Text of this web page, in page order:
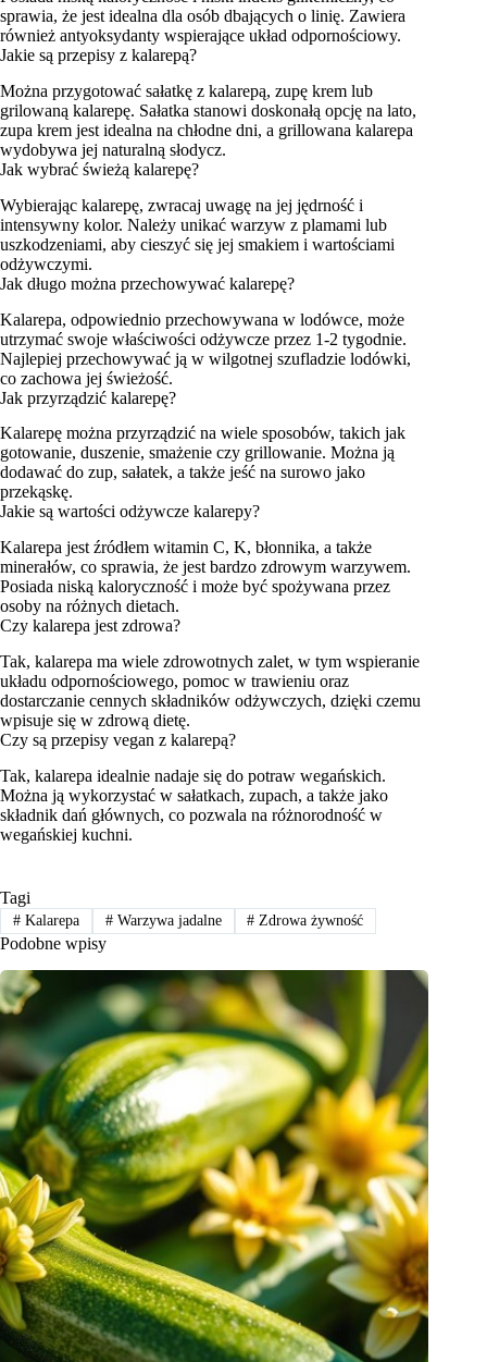
sprawia, że jest idealna dla osób dbających o linię. Zawiera
również antyoksydanty wspierające układ odpornościowy.
Jakie są przepisy z kalarepą?
Można przygotować sałatkę z kalarepą, zupę krem lub
grilowaną kalarepę. Sałatka stanowi doskonałą opcję na lato,
zupa krem jest idealna na chłodne dni, a grillowana kalarepa
wydobywa jej naturalną słodycz.
Jak wybrać świeżą kalarepę?
Wybierając kalarepę, zwracaj uwagę na jej jędrność i
intensywny kolor. Należy unikać warzyw z plamami lub
uszkodzeniami, aby cieszyć się jej smakiem i wartościami
odżywczymi.
Jak długo można przechowywać kalarepę?
Kalarepa, odpowiednio przechowywana w lodówce, może
utrzymać swoje właściwości odżywcze przez 1-2 tygodnie.
Najlepiej przechowywać ją w wilgotnej szufladzie lodówki,
co zachowa jej świeżość.
Jak przyrządzić kalarepę?
Kalarepę można przyrządzić na wiele sposobów, takich jak
gotowanie, duszenie, smażenie czy grillowanie. Można ją
dodawać do zup, sałatek, a także jeść na surowo jako
przekąskę.
Jakie są wartości odżywcze kalarepy?
Kalarepa jest źródłem witamin C, K, błonnika, a także
minerałów, co sprawia, że jest bardzo zdrowym warzywem.
Posiada niską kaloryczność i może być spożywana przez
osoby na różnych dietach.
Czy kalarepa jest zdrowa?
Tak, kalarepa ma wiele zdrowotnych zalet, w tym wspieranie
układu odpornościowego, pomoc w trawieniu oraz
dostarczanie cennych składników odżywczych, dzięki czemu
wpisuje się w zdrową dietę.
Czy są przepisy vegan z kalarepą?
Tak, kalarepa idealnie nadaje się do potraw wegańskich.
Można ją wykorzystać w sałatkach, zupach, a także jako
składnik dań głównych, co pozwala na różnorodność w
wegańskiej kuchni.
Tagi
#Kalarepa #Warzywa jadalne # Zdrowa żywność
Podobne wpisy